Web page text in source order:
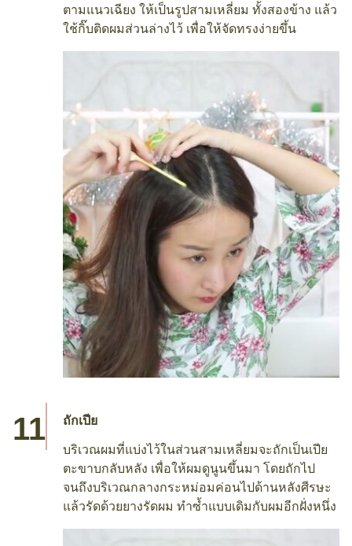
ตามแนวเฉียง ให้เป็นรูปสามเหลี่ยม ทั้งสองข้าง แล้ว
ใช้กิ๊บติดผมส่วนล่างไว้ เพื่อให้จัดทรงง่ายขึ้น
ถักเปีย
บริเวณผมที่แบ่งไว้ในส่วนสามเหลี่ยมจะถักเป็นเปีย
ตะขาบกลับหลัง เพื่อให้ผมดูนูนขึ้นมา โดยถักไป
จนถึงบริเวณกลางกระหม่อมค่อนไปด้านหลังศีรษะ
แล้วรัดด้วยยางรัดผม ทำซ้ำแบบเดิมกับผมอีกฝั่งหนึ่ง